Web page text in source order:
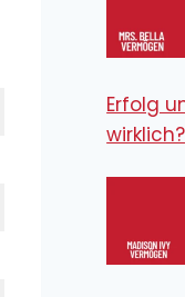
Erfolg
wirklich?